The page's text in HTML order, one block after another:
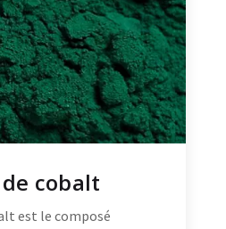
cobalt
est le composé